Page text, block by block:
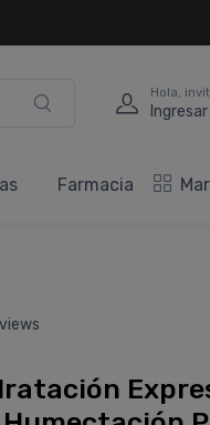
Hola,
Farmacia